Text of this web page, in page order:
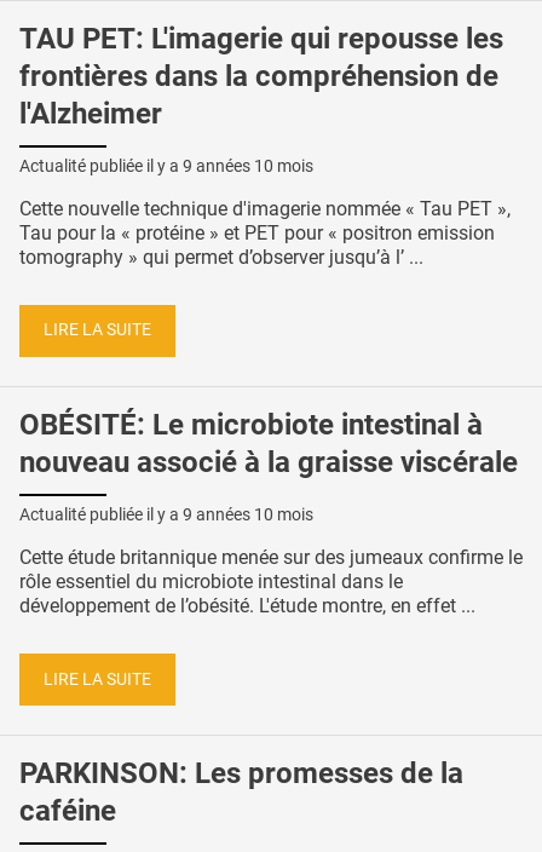
TAU PET: L'imagerie qui repousse les
frontières dans la compréhension de
l'Alzheimer
Actualité publiée il y a 9 années 10 mois
Cette nouvelle technique d'imagerie nommée « Tau PET »,
Tau pour la « protéine » et PET pour « positron emission
tomography » qui permet d’observer jusqu’à l’ ...
LIRE LA SUITE
OBÉSITÉ: Le microbiote intestinal à
nouveau associé à la graisse viscérale
Actualité publiée il y a 9 années 10 mois
Cette étude britannique menée sur des jumeaux confirme le
rôle essentiel du microbiote intestinal dans le
développement de l’obésité. L'étude montre, en effet ...
LIRE LA SUITE
PARKINSON: Les promesses de la
caféine